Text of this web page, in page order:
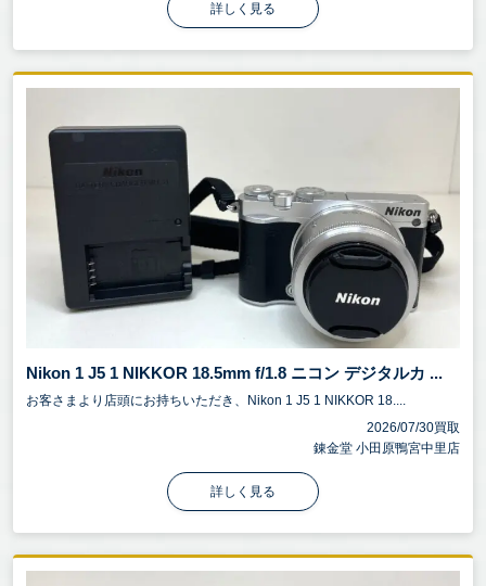
詳しく見る
Nikon 1 J5 1 NIKKOR 18.5mm f/1.8 ニコン デジタルカ ...
お客さまより店頭にお持ちいただき、Nikon 1 J5 1 NIKKOR 18....
2026/07/30買取
錬金堂 小田原鴨宮中里店
詳しく見る